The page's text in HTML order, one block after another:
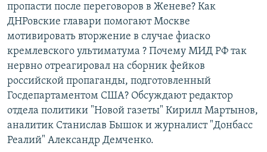
пропасти после переговоров в Женеве? Как
ДНРовские главари помогают Москве
мотивировать вторжение в случае фиаско
кремлевского ультиматума ? Почему МИД РФ так
нервно отреагировал на сборник фейков
российской пропаганды, подготовленный
Госдепартаментом США? Обсуждают редактор
отдела политики "Новой газеты" Кирилл Мартынов,
аналитик Станислав Бышок и журналист "Донбасс
Реалий" Александр Демченко.